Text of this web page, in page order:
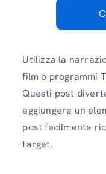
Utilizza la
film o programmi
Questi post
aggiungere un
post facilmente
target.